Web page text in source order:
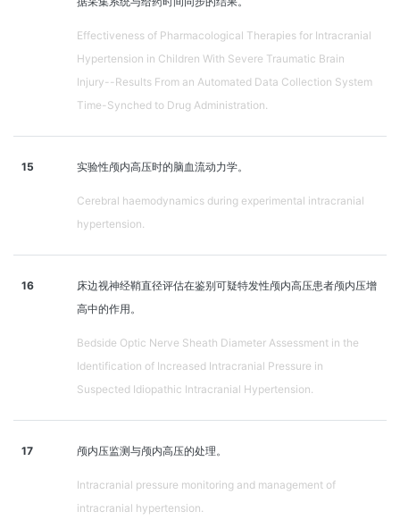
Effectiveness of Pharmacological Therapies for Intracranial
Hypertension in Children With Severe Traumatic Brain
Injury--Results From an Automated Data Collection System
Time-Synched to Drug Administration.
15 实验性颅内高压时的脑血流动力学。
Cerebral haemodynamics during experimental intracranial
hypertension.
16
床边视神经鞘直径评估在鉴别可疑特发性颅内高压患者颅内压增
高中的作用。
Bedside Optic Nerve Sheath Diameter Assessment in the
Identification of Increased Intracranial Pressure in
Suspected Idiopathic Intracranial Hypertension.
17 颅内压监测与颅内高压的处理。
Intracranial pressure monitoring and management of
intracranial hypertension.